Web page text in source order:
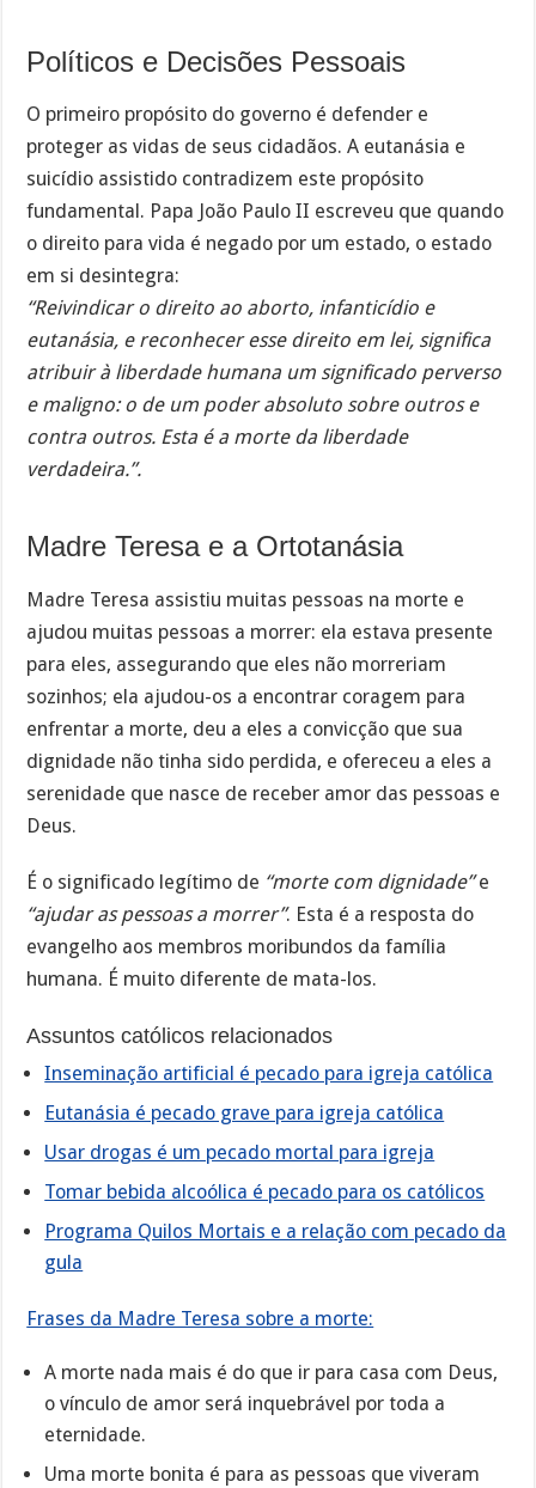
Políticos e Decisões Pessoais
O primeiro propósito do governo é defender e
proteger as vidas de seus cidadãos. A eutanásia e
suicídio assistido contradizem este propósito
fundamental. Papa João Paulo II escreveu que quando
o direito para vida é negado por um estado, o estado
em si desintegra:
“Reivindicar o direito ao aborto, infanticídio e
eutanásia, e reconhecer esse direito em lei, significa
atribuir à liberdade humana um significado perverso
e maligno: o de um poder absoluto sobre outros e
contra outros. Esta é a morte da liberdade
verdadeira.”.
Madre Teresa e a Ortotanásia
Madre Teresa assistiu muitas pessoas na morte e
ajudou muitas pessoas a morrer: ela estava presente
para eles, assegurando que eles não morreriam
sozinhos; ela ajudou-os a encontrar coragem para
enfrentar a morte, deu a eles a convicção que sua
dignidade não tinha sido perdida, e ofereceu a eles a
serenidade que nasce de receber amor das pessoas e
Deus.
É o significado legítimo de “morte com dignidade”e
“ajudar as pessoas a morrer”. Esta é a resposta do
evangelho aos membros moribundos da família
humana. É muito diferente de mata-los.
Assuntos católicos relacionados
Inseminação artificial é pecado para igreja católica
Eutanásia é pecado grave para igreja católica
Usar drogas é um pecado mortal para igreja
Tomar bebida alcoólica é pecado para os católicos
Programa Quilos Mortais e a relação com pecado da
gula
Frases da Madre Teresa sobre a morte:
A morte nada mais é do que ir para casa com Deus,
o vínculo de amor será inquebrável por toda a
eternidade.
Uma morte bonita é para as pessoas que viveram